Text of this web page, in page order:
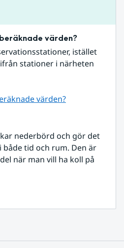
värden?
istället
stationer i närheten
värden?
nederbörd och gör det
tid och rum. Den är
när man vill ha koll på